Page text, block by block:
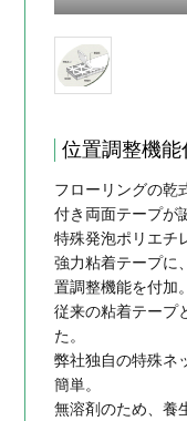
位置調整機
フローリングの乾
付き両面テープが
特殊発泡ポリエチ
強力粘着テープに
置調整機能を付加。
従来の粘着テープ
た。
弊社独自の特殊ネ
簡単。
無溶剤のため、養